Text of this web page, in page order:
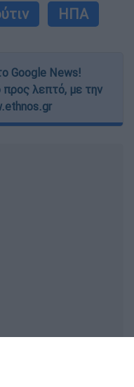
ΗΠΑ
Google News!
προς λεπτό, με την